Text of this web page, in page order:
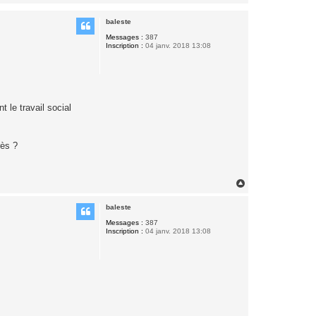
baleste
Messages : 387
Inscription : 04 janv. 2018 13:08
le travail social
?
baleste
Messages : 387
Inscription : 04 janv. 2018 13:08